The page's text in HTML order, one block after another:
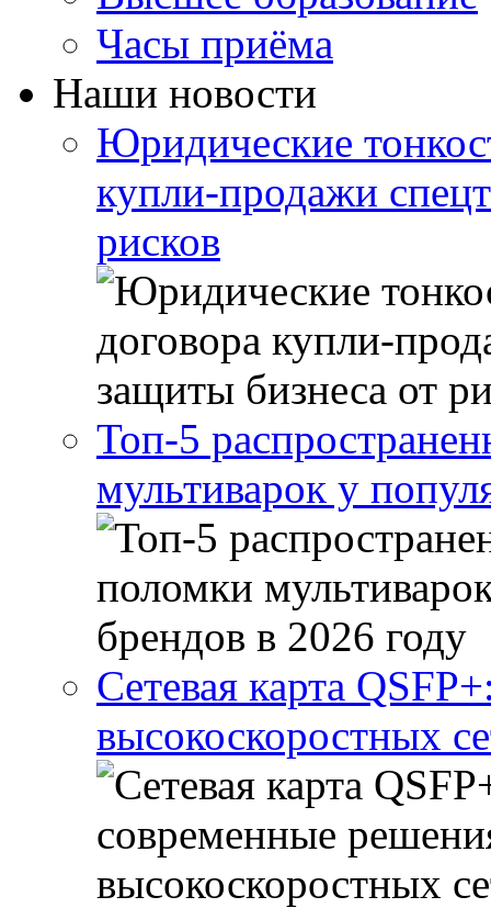
Часы приёма
Наши новости
Юридические
купли-продажи
рисков
Топ-5
мультиварок у
Сетевая карта
высокоскоростных